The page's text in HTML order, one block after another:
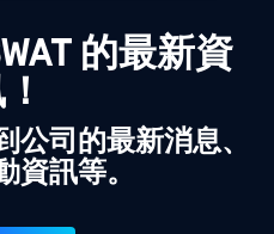
的最新資
公司的最新消息、
資訊等。